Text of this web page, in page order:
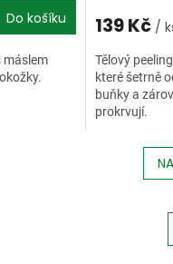
Do košíku
máslem
139 Kč /
Tělový
které šetrně
buňky a
prokrvují.